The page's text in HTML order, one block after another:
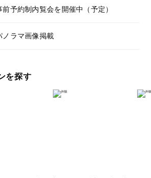
前予約制内覧会を開催中（予定）
ノラマ画像掲載
を探す